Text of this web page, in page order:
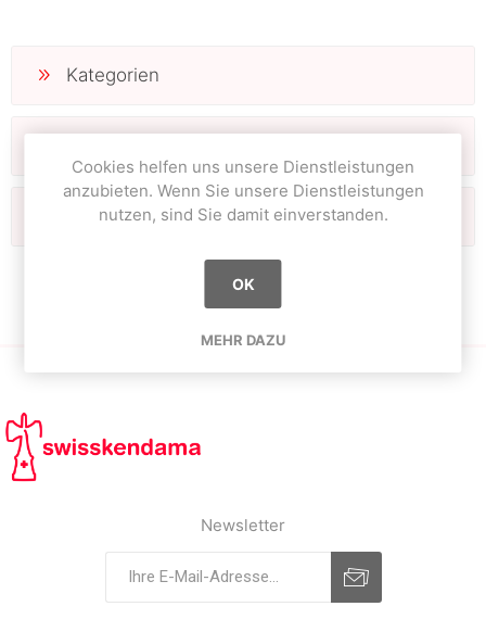
Kategorien
Beliebte Begriffe
Newsletter
Cookies helfen uns unsere Dienstleistungen
anzubieten. Wenn Sie unsere Dienstleistungen
nutzen, sind Sie damit einverstanden.
OK
MEHR DAZU